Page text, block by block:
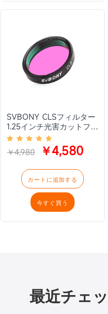
SVBONY CLSフィルター
1.25インチ光害カットフィ
ルター 天体観察 天体撮影
￥4,980
￥4,580
カートに追加する
今すぐ買う
最近チェ